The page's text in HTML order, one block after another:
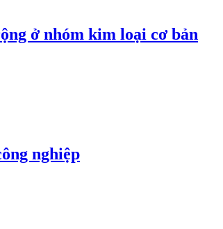
ở nhóm kim loại cơ bản
nghiệp